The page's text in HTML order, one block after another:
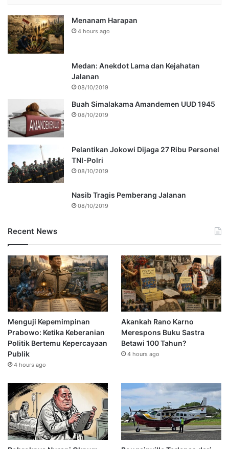
Menanam Harapan
4 hours ago
Medan: Anekdot Lama dan Kejahatan
Jalanan
08/10/2019
Buah Simalakama Amandemen UUD 1945
08/10/2019
Pelantikan Jokowi Dijaga 27 Ribu Personel
TNI-Polri
08/10/2019
Nasib Tragis Pemberang Jalanan
08/10/2019
Recent News
Menguji Kepemimpinan
Prabowo: Ketika Keberanian
Politik Bertemu Kepercayaan
Publik
4 hours ago
Akankah Rano Karno
Merespons Buku Sastra
Betawi 100 Tahun?
4 hours ago